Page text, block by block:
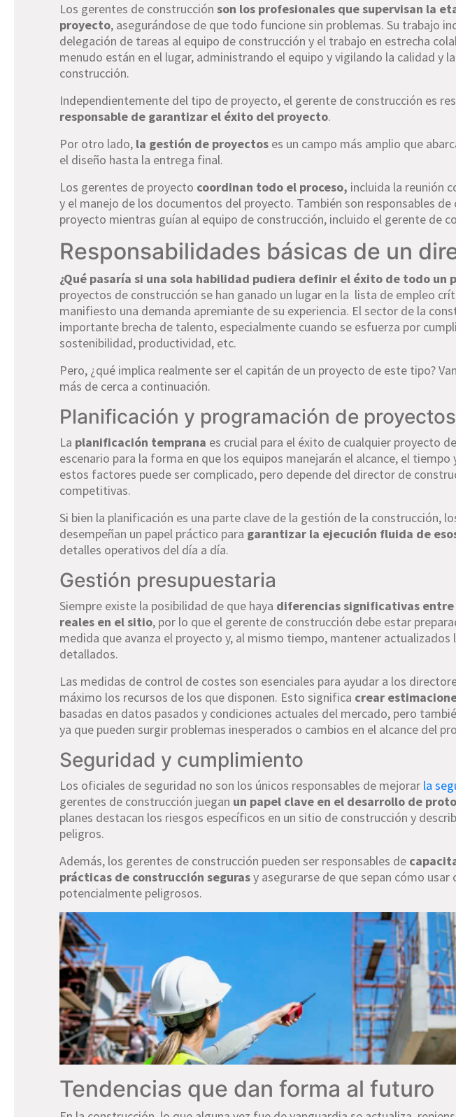
Los gerentes de construcciónson los profesionales que supervisan la
proyecto, asegurándose de que todo funcione sin problemas. Su trabajo
delegación de tareas al equipo de construcción y el trabajo en estrecha
menudo están en el lugar, administrando el equipo y vigilando la calidad y
construcción.
Independientemente del tipo de proyecto, el gerente de construcción es
responsable de garantizar el éxito del proyecto.
Por otro lado, la gestión de proyectos es un campo más amplio que
el diseño hasta la entrega final.
Los gerentes de proyecto coordinan todo el proceso, incluida la reunión
y el manejo de los documentos del proyecto. También son responsables
proyecto mientras guían al equipo de construcción, incluido el gerente de
Responsabilidades básicas de un
¿Qué pasaría si una sola habilidad pudiera definir el éxito de todo un
proyectos de construcción se han ganado un lugar en la lista de empleo
manifiesto una demanda apremiante de su experiencia. El sector de la
importante brecha de talento, especialmente cuando se esfuerza por
sostenibilidad, productividad, etc.
Pero, ¿qué implica realmente ser el capitán de un proyecto de este tipo?
más de cerca a continuación.
Planificación y programación de proyectos
La planificación temprana es crucial para el éxito de cualquier proyecto
escenario para la forma en que los equipos manejarán el alcance, el
estos factores puede ser complicado, pero depende del director de
competitivas.
Si bien la planificación es una parte clave de la gestión de la construcción,
desempeñan un papel práctico para garantizar la ejecución fluida de
detalles operativos del día a día.
Gestión presupuestaria
Siempre existe la posibilidad de que haya diferencias significativas entre
reales en el sitio, por lo que el gerente de construcción debe estar
medida que avanza el proyecto y, al mismo tiempo, mantener
detallados.
Las medidas de control de costes son esenciales para ayudar a los
máximo los recursos de los que disponen. Esto significa crear
basadas en datos pasados y condiciones actuales del mercado, pero
ya que pueden surgir problemas inesperados o cambios en el alcance del
Seguridad y cumplimiento
Los oficiales de seguridad no son los únicos responsables de mejorar la
gerentes de construcción juegan un papel clave en el desarrollo de
planes destacan los riesgos específicos en un sitio de construcción y
peligros.
Además, los gerentes de construcción pueden ser responsables de
prácticas de construcción segurasy asegurarse de que sepan cómo
potencialmente peligrosos.
Tendencias que dan forma al futuro